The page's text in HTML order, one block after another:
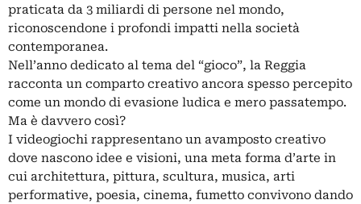
praticata da 3 miliardi di persone nel mondo,
riconoscendone i profondi impatti nella società
contemporanea.
Nell’anno dedicato al tema del “gioco”, la Reggia
racconta un comparto creativo ancora spesso percepito
come un mondo di evasione ludica e mero passatempo.
Ma è davvero così?
I videogiochi rappresentano un avamposto creativo
dove nascono idee e visioni, una meta forma d’arte in
cui architettura, pittura, scultura, musica, arti
performative, poesia, cinema, fumetto convivono dando